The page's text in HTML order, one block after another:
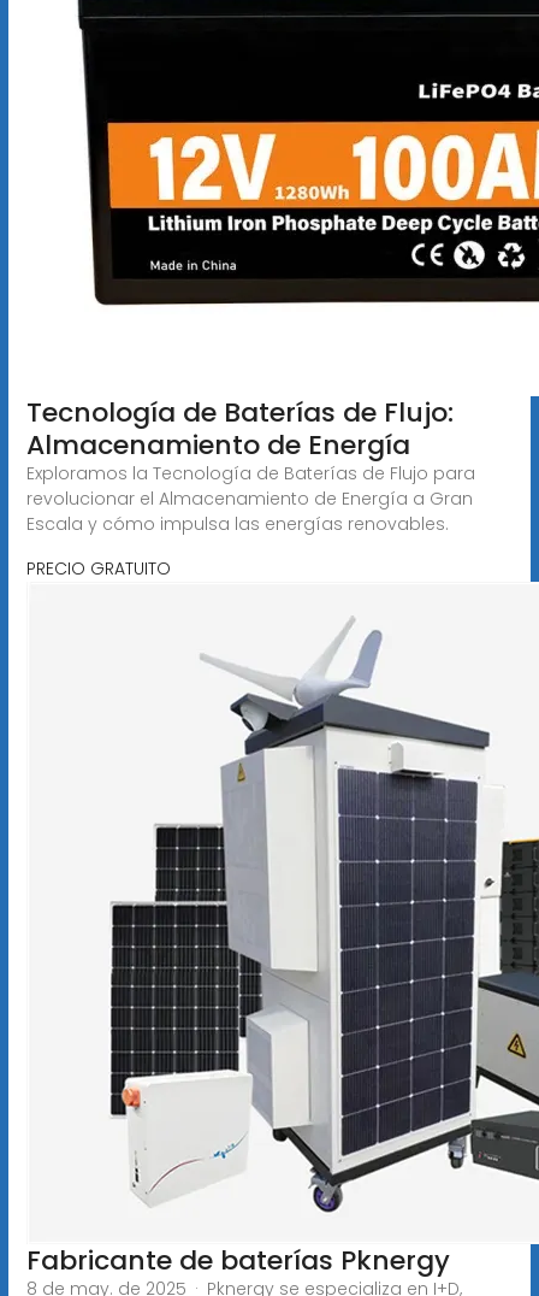
Tecnología de Baterías de Flujo:
Almacenamiento de Energía
Exploramos la Tecnología de Baterías de Flujo para
revolucionar el Almacenamiento de Energía a Gran
Escala y cómo impulsa las energías renovables.
PRECIO GRATUITO
Fabricante de baterías Pknergy
8 de may. de 2025 · Pknergy se especializa en I+D,